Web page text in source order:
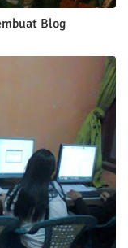
Blog